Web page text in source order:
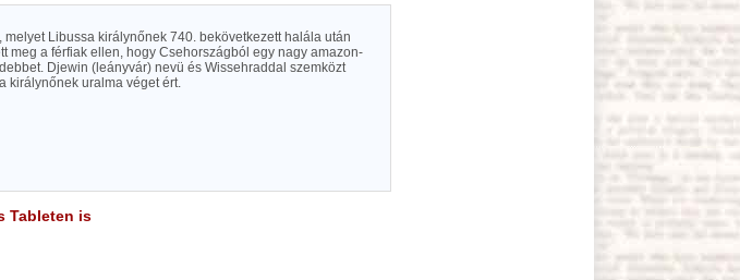
Libussa királynőnek 740. bekövetkezett halála után
meg a férfiak ellen, hogy Csehországból egy nagy amazon-
Djewin (leányvár) nevü és Wissehraddal szemközt
királynőnek uralma véget ért.
Tableten is